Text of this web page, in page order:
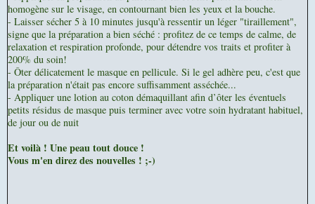
homogène sur le visage, en contournant bien les yeux et la bouche.
- Laisser sécher 5 à 10 minutes jusqu'à ressentir un léger "tiraillement",
signe que la préparation a bien séché : profitez de ce temps de calme, de
relaxation et respiration profonde, pour détendre vos traits et profiter à
200% du soin!
- Ôter délicatement le masque en pellicule. Si le gel adhère peu, c'est que
la préparation n'était pas encore suffisamment asséchée...
- Appliquer une lotion au coton démaquillant afin d’ôter les éventuels
petits résidus de masque puis terminer avec votre soin hydratant habituel,
de jour ou de nuit
Et voilà ! Une peau tout douce !
Vous m'en direz des nouvelles ! ;-)